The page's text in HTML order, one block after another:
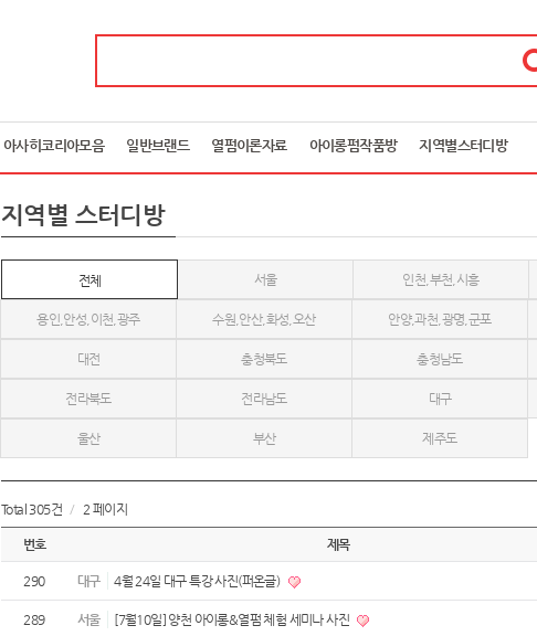
아사히코리아모음 일반브랜드 열펌이론자료 아이롱펌작품방 지역별스터디방
지역별 스터디방
전체 서울 인천,부천,시흥
용인,안성,이천,광주 수원,안산,화성,오산 안양,과천,광명,군포
대전 충청북도 충청남도
전라북도 전라남도 대구
울산 부산 제주도
Total 305건 / 2 페이지
번호 제목
290 대구 4월 24일 대구 특강 사진(퍼온글)
289 서울 [7월10일] 양천 아이롱&열펌 체험 세미나 사진